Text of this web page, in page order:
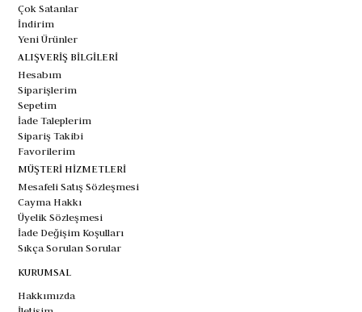
Çok Satanlar
İndirim
Yeni Ürünler
ALIŞVERİŞ BİLGİLERİ
Hesabım
Siparişlerim
Sepetim
İade Taleplerim
Sipariş Takibi
Favorilerim
MÜŞTERİ HİZMETLERİ
Mesafeli Satış Sözleşmesi
Cayma Hakkı
Üyelik Sözleşmesi
İade Değişim Koşulları
Sıkça Sorulan Sorular
KURUMSAL
Hakkımızda